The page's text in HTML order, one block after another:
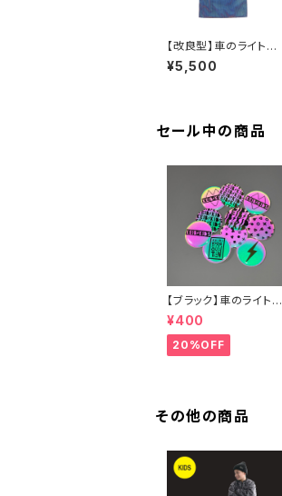
【改良型】車のライトで
光る！FUTUREメッシュ
ショルダーバッグ
¥5,500
セール中の商品
【ブラック】車のライトで
光る！缶バッジ
¥400
20%OFF
その他の商品